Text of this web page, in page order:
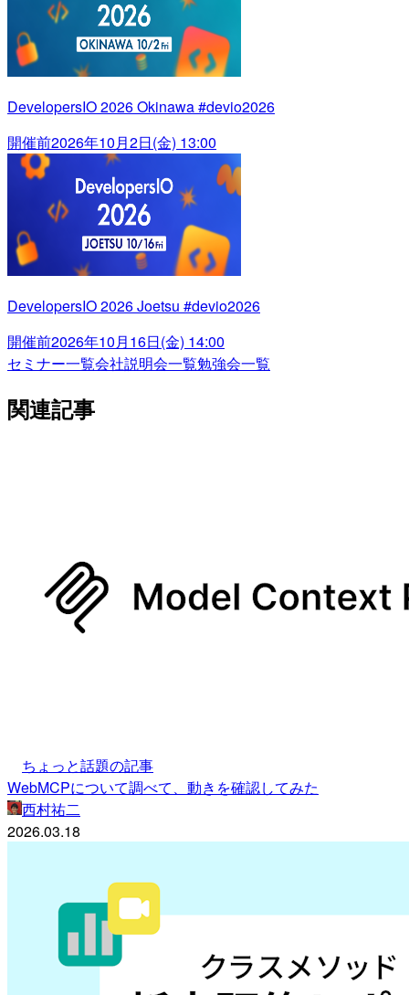
DevelopersIO 2026 Okinawa #devio2026
開催前2026年10月2日(金) 13:00
DevelopersIO 2026 Joetsu #devio2026
開催前2026年10月16日(金) 14:00
セミナー一覧会社説明会一覧勉強会一覧
関連記事
ちょっと話題の記事
WebMCPについて調べて、動きを確認してみた
西村祐二
2026.03.18